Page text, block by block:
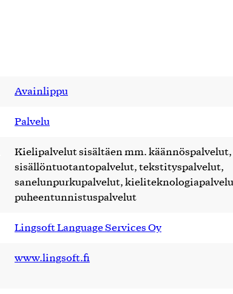
Avainlippu
Palvelu
Kielipalvelut sisältäen mm. käännöspalvelut,
sisällöntuotantopalvelut, tekstityspalvelut,
sanelunpurkupalvelut,
puheentunnistuspalvelut
Lingsoft Language Services Oy
www.lingsoft.fi